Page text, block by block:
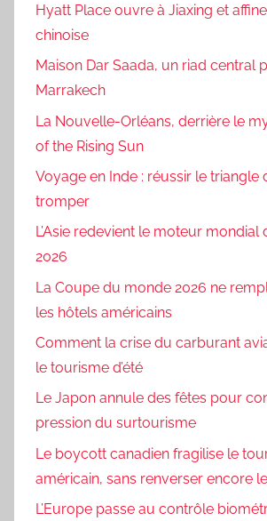
Hyatt Place ouvre à Jiaxing et
chinoise
Maison Dar Saada, un riad central
Marrakech
La Nouvelle-Orléans, derrière le
of the Rising Sun
Voyage en Inde : réussir le triangle
tromper
L’Asie redevient le moteur
2026
La Coupe du monde 2026 ne
les hôtels américains
Comment la crise du carburant
le tourisme d’été
Le Japon annule des fêtes pour
pression du surtourisme
Le boycott canadien fragilise le
américain, sans renverser encore
L’Europe passe au contrôle